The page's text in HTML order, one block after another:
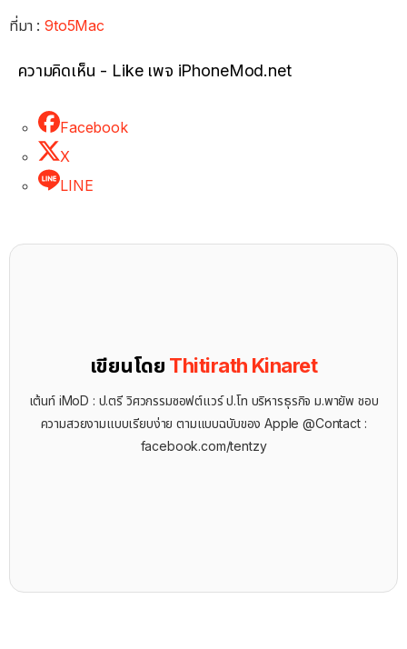
ที่มา :9to5Mac
ความคิดเห็น - Like เพจ iPhoneMod.net
Facebook
X
LINE
เขียนโดย Thitirath Kinaret
เต้นท์ iMoD : ป.ตรี วิศวกรรมซอฟต์แวร์ ป.โท บริหารธุรกิจ ม.พายัพ ชอบ
ความสวยงามแบบเรียบง่าย ตามแบบฉบับของ Apple @Contact :
facebook.com/tentzy